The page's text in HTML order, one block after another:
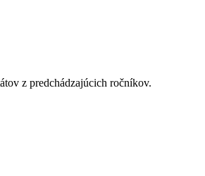
z predchádzajúcich ročníkov.